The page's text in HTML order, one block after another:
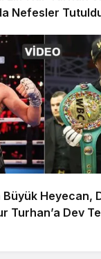
Nefesler
Büyük Heyecan,
Turhan’a Dev